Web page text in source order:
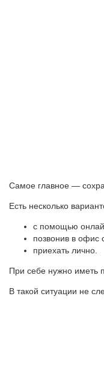
Самое главное —
Есть несколько
с помощью
позвонив в офис
приехать лично.
При себе нужно иметь
В такой ситуации не